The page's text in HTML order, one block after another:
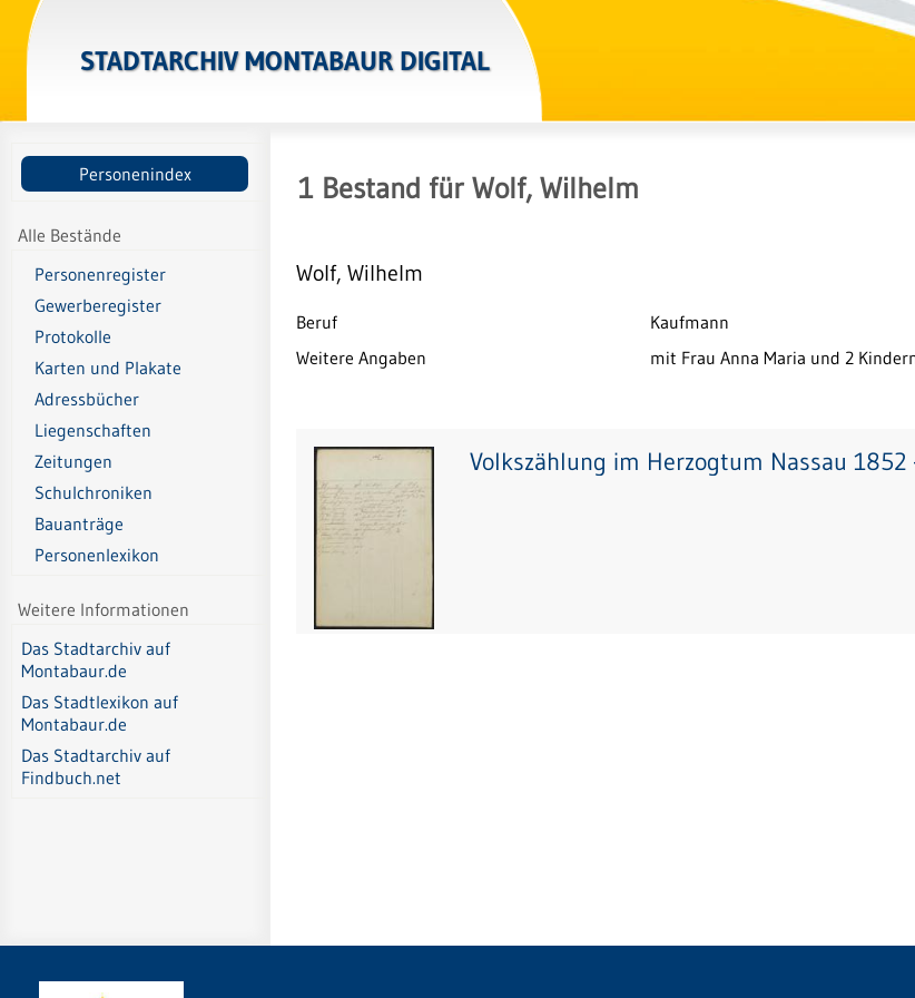
STADTARCHIV MONTABAUR DIGITAL
Personenindex
Alle Bestände
Personenregister
Gewerberegister
Protokolle
Karten und Plakate
Adressbücher
Liegenschaften
Zeitungen
Schulchroniken
Bauanträge
Personenlexikon
Weitere Informationen
Das Stadtarchiv auf
Montabaur.de
Das Stadtlexikon auf
Montabaur.de
Das Stadtarchiv auf
Findbuch.net
1 Bestand für Wolf, Wilhelm
Wolf, Wilhelm
Beruf
Kaufmann
Weitere Angaben
mit Frau Anna Maria und 2
Volkszählung im Herzogtum Nassau 1852